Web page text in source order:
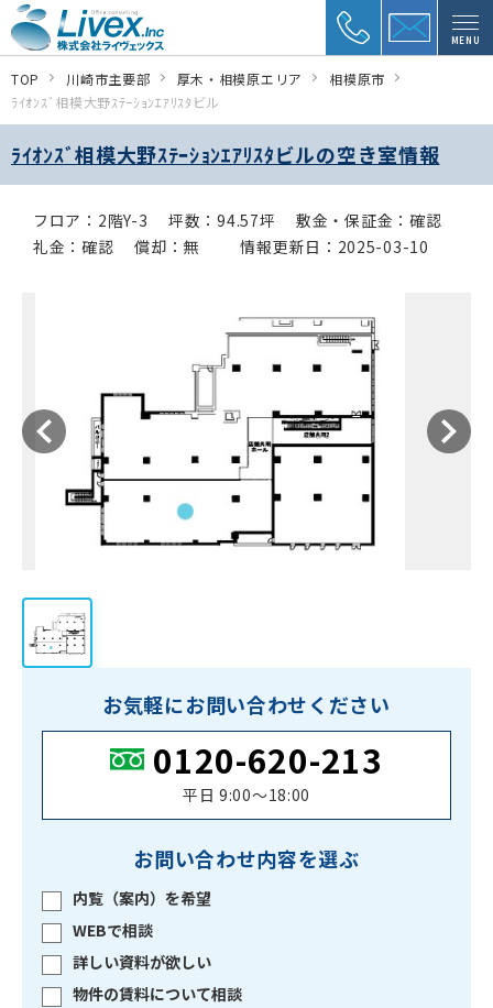
MENU
TOP 川崎市主要部 厚木・相模原エリア
相模原市
ﾗｲｵﾝｽﾞ相模大野ｽﾃｰｼｮﾝｴｱﾘｽﾀビル
ﾗｲｵﾝｽﾞ相模大野ｽﾃｰｼｮﾝｴｱﾘｽﾀビルの空き室情報
フロア：2階Y-3 坪数：94.57坪
敷金・保証金：確認
礼金：確認
償却：無 情報更新日：2025-03-10
お気軽にお問い合わせください
0120-620-213
平日 9:00〜18:00
お問い合わせ内容を選ぶ
内覧（案内）を希望
WEBで相談
詳しい資料が欲しい
物件の賃料について相談